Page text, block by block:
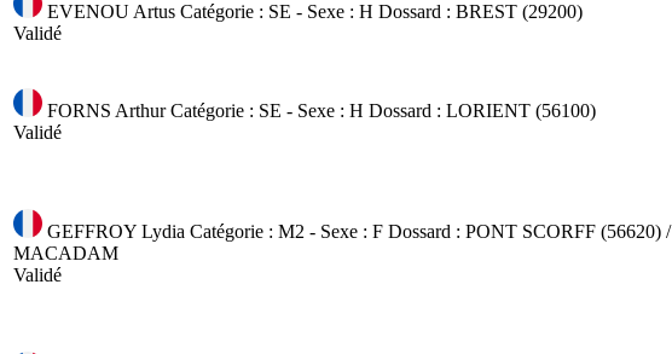
EVENOU Artus Catégorie : SE - Sexe : H Dossard : BREST (29200)
Validé
FORNS ArthurCatégorie : SE - Sexe : H Dossard : LORIENT (56100)
Validé
GEFFROY Lydia Catégorie : M2 - Sexe : F Dossard : PONT SCORFF (56620) /
MACADAM
Validé